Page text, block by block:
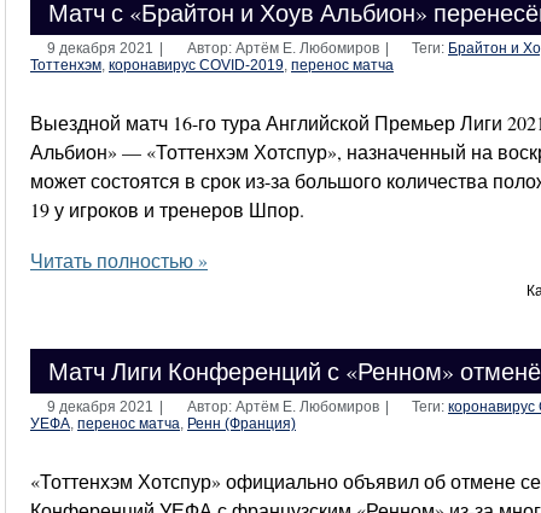
Матч с «Брайтон и Хоув Альбион»
9 декабря 2021 Автор: Артём Е. Любомиров Теги: Брайтон и
Тоттенхэм, коронавирус COVID-2019, перенос матча
Выездной матч 16-го тура Английской Премьер Лиги
Альбион» — «Тоттенхэм Хотспур», назначенный на
может состоятся в срок из-за большого количества
19 у игроков и тренеров Шпор.
Читать полностью »
Матч Лиги Конференций с «Ренном»
9 декабря 2021 Автор: Артём Е. Любомиров Теги: коронавирус
УЕФА, перенос матча, Ренн (Франция)
«Тоттенхэм Хотспур» официально объявил об отмене